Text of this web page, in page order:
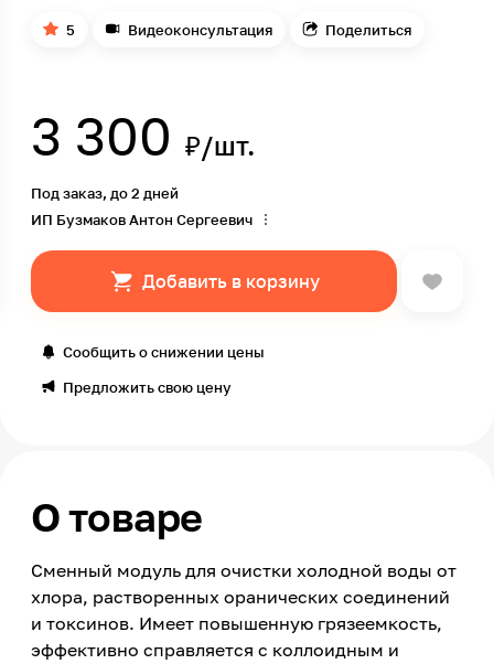
5 Видеоконсультация Поделиться
3 300 ₽/шт.
Под заказ, до 2 дней
ИП Бузмаков Антон Сергеевич
Добавить в корзину
Сообщить о снижении цены
Предложить свою цену
О товаре
Сменный модуль для очистки холодной воды от
хлора, растворенных оранических соединений
и токсинов. Имеет повышенную грязеемкость,
эффективно справляется с коллоидным и